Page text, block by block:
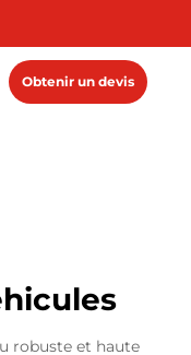
Obtenir un devis
robuste et haute